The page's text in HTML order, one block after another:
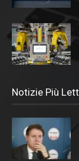
Notizie Più